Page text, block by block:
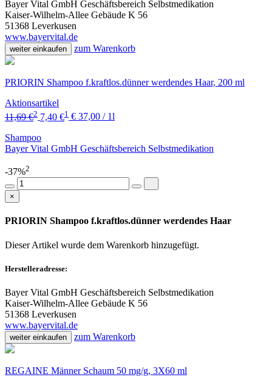
Bayer Vital GmbH Geschäftsbereich Selbstmedikation
Kaiser-Wilhelm-Allee Gebäude K 56
51368 Leverkusen
www.bayervital.de
weiter einkaufen zum Warenkorb
PRIORIN Shampoo f.kraftlos.dünner werdendes Haar, 200 ml
Aktionsartikel
11,69 €2 7,40 €1 € 37,00 / 1l
Shampoo
Bayer Vital GmbH Geschäftsbereich Selbstmedikation
-37%2
×
PRIORIN Shampoo f.kraftlos.dünner werdendes Haar
Dieser Artikel wurde dem Warenkorb hinzugefügt.
Herstelleradresse:
Bayer Vital GmbH Geschäftsbereich Selbstmedikation
Kaiser-Wilhelm-Allee Gebäude K 56
51368 Leverkusen
www.bayervital.de
weiter einkaufen zum Warenkorb
REGAINE Männer Schaum 50 mg/g, 3X60 ml